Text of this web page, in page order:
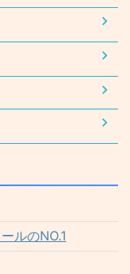
ルのNO.1